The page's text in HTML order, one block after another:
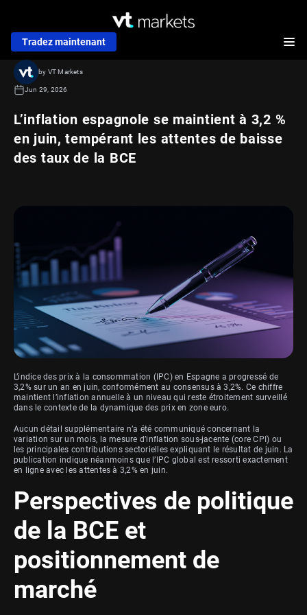
Tradez maintenant
L’inflation espagnole se maintient à 3,2 %
en juin, tempérant les attentes de baisse
des taux de la BCE
by VT Markets
Jun 29, 2026
L’indice des prix à la consommation (IPC) en Espagne a progressé de
3,2% sur un an en juin, conformément au consensus à 3,2%. Ce chiffre
maintient l’inflation annuelle à un niveau qui reste étroitement surveillé
dans le contexte de la dynamique des prix en zone euro.
Aucun détail supplémentaire n’a été communiqué concernant la
variation sur un mois, la mesure d’inflation sous-jacente (core CPI) ou
les principales contributions sectorielles expliquant le résultat de juin. La
publication indique néanmoins que l’IPC global est ressorti exactement
en ligne avec les attentes à 3,2% en juin.
Perspectives de politique
de la BCE et
positionnement de
marché